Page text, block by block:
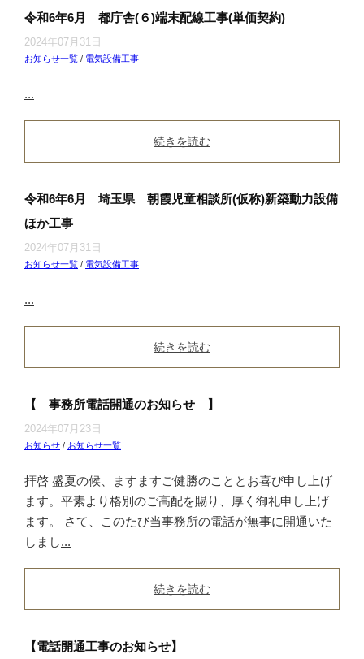
令和6年6月 都庁舎(６)端末配線工事(単価契約)
2024年07月31日
お知らせ一覧 / 電気設備工事
...
続きを読む
令和6年6月 埼玉県 朝霞児童相談所(仮称)新築動力設備
ほか工事
2024年07月31日
お知らせ一覧 / 電気設備工事
...
続きを読む
【 事務所電話開通のお知らせ 】
2024年07月23日
お知らせ / お知らせ一覧
拝啓 盛夏の候、ますますご健勝のこととお喜び申し上げ
ます。平素より格別のご高配を賜り、厚く御礼申し上げ
ます。 さて、このたび当事務所の電話が無事に開通いた
しまし...
続きを読む
【電話開通工事のお知らせ】